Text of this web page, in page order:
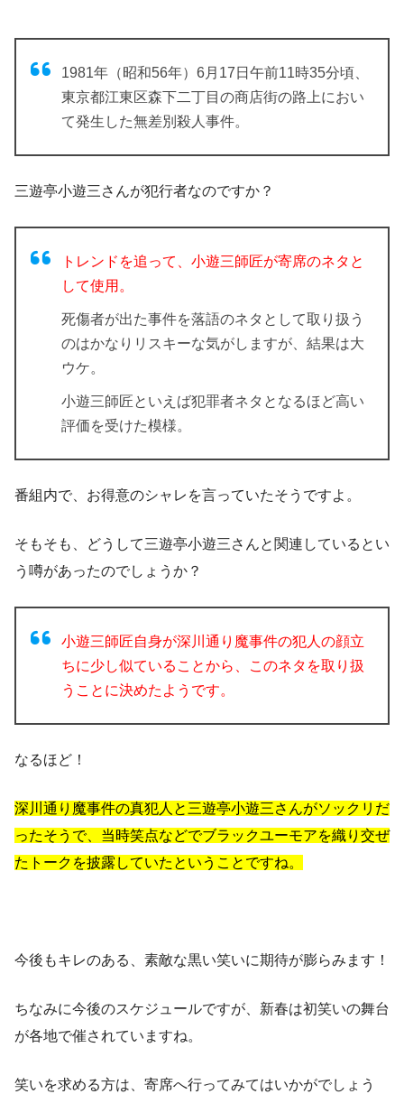
1981年（昭和56年）6月17日午前11時35分頃、
東京都江東区森下二丁目の商店街の路上におい
て発生した無差別殺人事件。
三遊亭小遊三さんが犯行者なのですか？
トレンドを追って、小遊三師匠が寄席のネタと
して使用。
死傷者が出た事件を落語のネタとして取り扱う
のはかなりリスキーな気がしますが、結果は大
ウケ。
小遊三師匠といえば犯罪者ネタとなるほど高い
評価を受けた模様。
番組内で、お得意のシャレを言っていたそうですよ。
そもそも、どうして三遊亭小遊三さんと関連しているとい
う噂があったのでしょうか？
小遊三師匠自身が深川通り魔事件の犯人の顔立
ちに少し似ていることから、このネタを取り扱
うことに決めたようです。
なるほど！
深川通り魔事件の真犯人と三遊亭小遊三さんがソックリだ
ったそうで、当時笑点などでブラックユーモアを織り交ぜ
たトークを披露していたということですね。
今後もキレのある、素敵な黒い笑いに期待が膨らみます！
ちなみに今後のスケジュールですが、新春は初笑いの舞台
が各地で催されていますね。
笑いを求める方は、寄席へ行ってみてはいかがでしょう